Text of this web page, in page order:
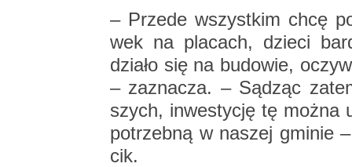
– Przede wszyst­kim chcę
wek na pla­cach, dzie­ci
dzia­ło się na bu­do­wie,
– za­zna­cza. – Są­dząc
szych, in­we­sty­cję tę można
po­trzeb­ną w na­szej gmi­nie
cik.